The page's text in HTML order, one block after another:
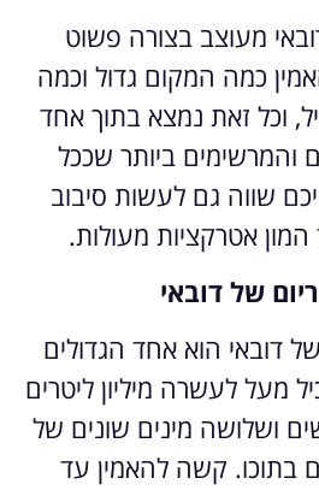
מעוצב בצורה פשוט
כמה המקום גדול וכמה
וכל זאת נמצא בתוך אחד
והמרשימים ביותר שככל
שווה גם לעשות סיבוב
המון אטרקציות מעולות.
של דובאי
דובאי הוא אחד הגדולים
מעל לעשרה מיליון ליטרים
ושלושה מינים שונים של
בתוכו. קשה להאמין עד